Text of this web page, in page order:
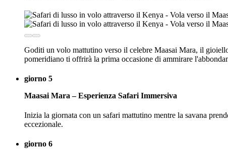
Goditi un volo mattutino verso il celebre Maasai Mara, il
pomeridiano ti offrirà la prima occasione di ammirare
giorno 5
Maasai Mara – Esperienza Safari Immersiva
Inizia la giornata con un safari mattutino mentre la savana
eccezionale.
giorno 6